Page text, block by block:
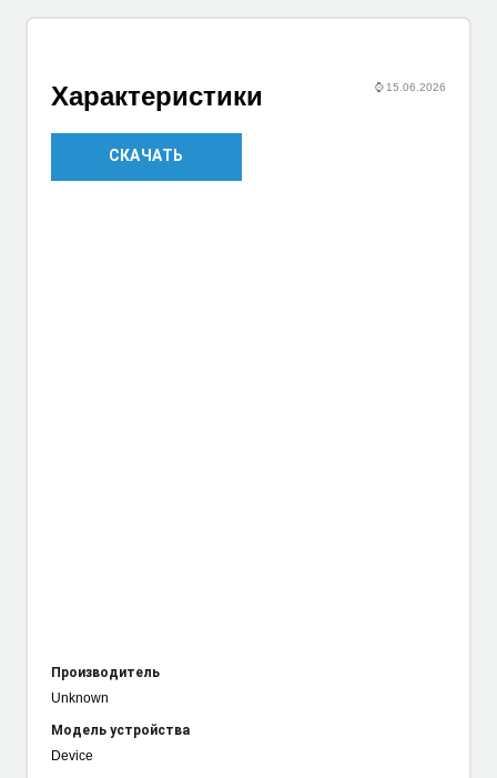
⌚ 15.06.2026
Характеристики
Производитель
Unknown
Модель устройства
Device
СКАЧАТЬ